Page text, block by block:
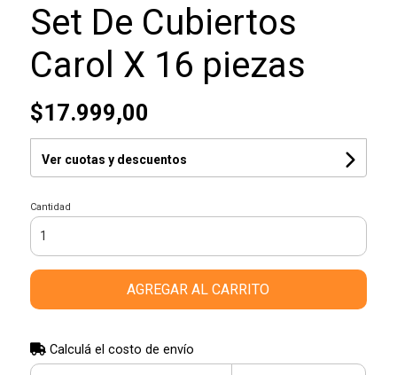
Set De Cubiertos
Carol X 16 piezas
$17.999,00
Ver cuotas y descuentos
Cantidad
AGREGAR AL CARRITO
Calculá el costo de envío